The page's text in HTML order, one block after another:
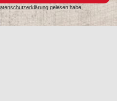
gelesen habe.